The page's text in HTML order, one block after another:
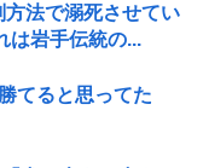
法で溺死させてい
は岩手伝統の...
てると思ってた